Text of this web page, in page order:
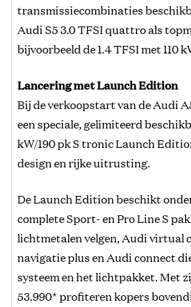
transmissiecombinaties
Audi S5 3.0 TFSI quattro als
bijvoorbeeld de 1.4 TFSI met 110
Lancering met Launch Edition
Bij de verkoopstart van de Audi
een speciale, gelimiteerd
kW/190 pk S tronic Launch
design en rijke uitrusting.
De Launch Edition beschikt
complete Sport- en Pro Line S
lichtmetalen velgen, Audi virtual
navigatie plus en Audi connect
systeem en het lichtpakket. Met
53.990* profiteren kopers